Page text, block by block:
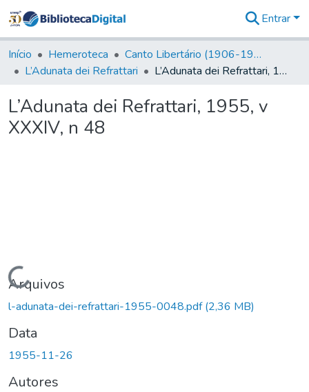
&
Coleções
Tudo na
Digital
Entrar
Início Hemeroteca
Canto Libertário (1906-1995)
L’Adunata dei Refrattari
L’Adunata dei Refrattari, 1955, v XXXIV, n 48
L’Adunata dei Refrattari, 1955, v
XXXIV, n 48
Carregando...
Arquivos
l-adunata-dei-refrattari-1955-0048.pdf(2,36 MB)
Data
1955-11-26
Autores